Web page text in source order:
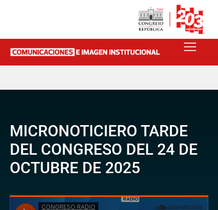
MICRONOTICIERO TARDE
DEL CONGRESO DEL 24 DE
OCTUBRE DE 2025